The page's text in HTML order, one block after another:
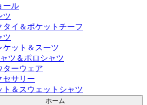
ール
ツ
タイ＆ポケットチーフ
ツ
ケット＆スーツ
ツ＆ポロシャツ
ターウェア
セサリー
ト＆スウェットシャツ
ホーム